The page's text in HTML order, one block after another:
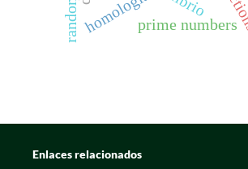
homologíaprime numbers
Enlaces relacionados